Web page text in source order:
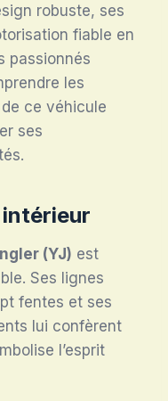
robuste, ses
fiable en
passionnés
les
ce véhicule
ses
(YJ) est
Ses lignes
fentes et ses
lui confèrent
l’esprit